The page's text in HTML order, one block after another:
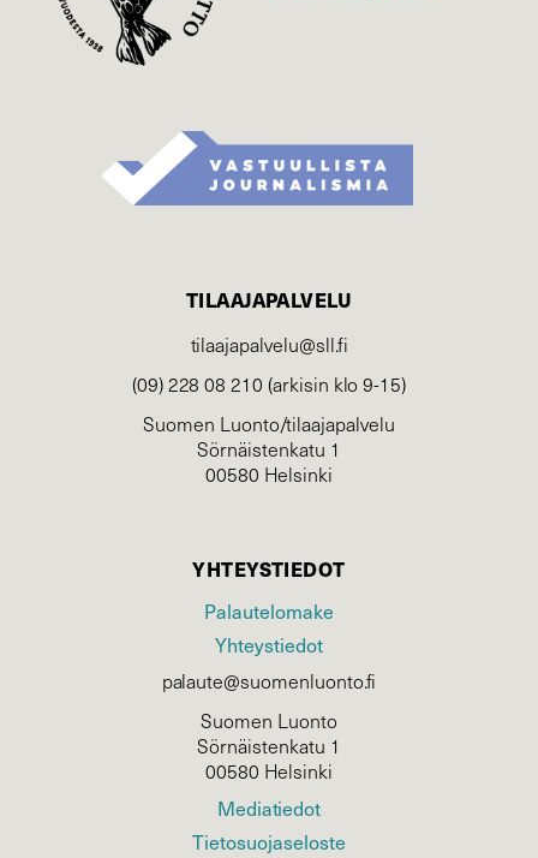
TILAAJAPALVELU
tilaajapalvelu@sll.fi
(09) 228 08 210 (arkisin klo 9-15)
Suomen Luonto/tilaajapalvelu
Sörnäistenkatu 1
00580 Helsinki
YHTEYSTIEDOT
Palautelomake
Yhteystiedot
palaute@suomenluonto.fi
Suomen Luonto
Sörnäistenkatu 1
00580 Helsinki
Mediatiedot
Tietosuojaseloste